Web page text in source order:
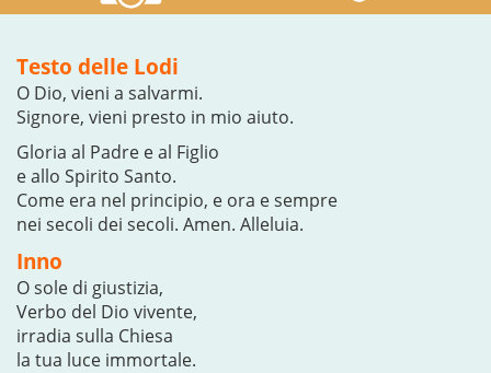
Testo delle Lodi
O Dio, vieni a salvarmi.
Signore, vieni presto in mio aiuto.
Gloria al Padre e al Figlio
e allo Spirito Santo.
Come era nel principio, e ora e sempre
nei secoli dei secoli. Amen. Alleluia.
Inno
O sole di giustizia,
Verbo del Dio vivente,
irradia sulla Chiesa
la tua luce immortale.